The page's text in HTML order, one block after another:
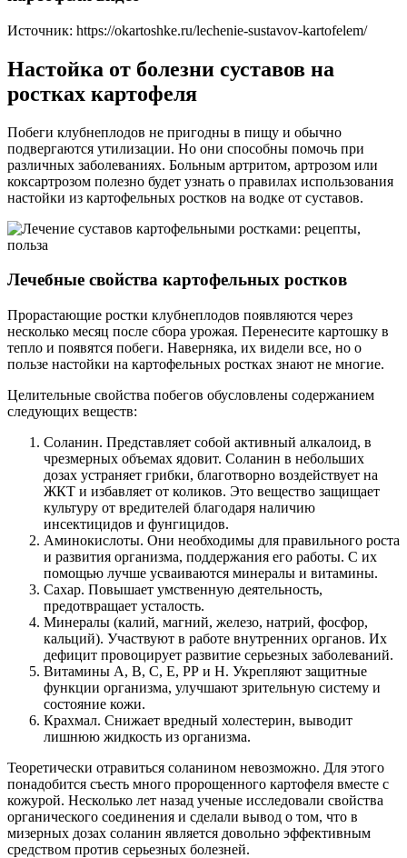
Источник: https://okartoshke.ru/lechenie-sustavov-kartofelem/
Настойка от болезни суставов на
ростках картофеля
Побеги клубнеплодов не пригодны в пищу и обычно
подвергаются утилизации. Но они способны помочь при
различных заболеваниях. Больным артритом, артрозом или
коксартрозом полезно будет узнать о правилах использования
настойки из картофельных ростков на водке от суставов.
Лечебные свойства картофельных ростков
Прорастающие ростки клубнеплодов появляются через
несколько месяц после сбора урожая. Перенесите картошку в
тепло и появятся побеги. Наверняка, их видели все, но о
пользе настойки на картофельных ростках знают не многие.
Целительные свойства побегов обусловлены содержанием
следующих веществ:
Соланин. Представляет собой активный алкалоид, в
чрезмерных объемах ядовит. Соланин в небольших
дозах устраняет грибки, благотворно воздействует на
ЖКТ и избавляет от коликов. Это вещество защищает
культуру от вредителей благодаря наличию
инсектицидов и фунгицидов.
Аминокислоты. Они необходимы для правильного роста
и развития организма, поддержания его работы. С их
помощью лучше усваиваются минералы и витамины.
Сахар. Повышает умственную деятельность,
предотвращает усталость.
Минералы (калий, магний, железо, натрий, фосфор,
кальций). Участвуют в работе внутренних органов. Их
дефицит провоцирует развитие серьезных заболеваний.
Витамины А, В, С, Е, РР и Н. Укрепляют защитные
функции организма, улучшают зрительную систему и
состояние кожи.
Крахмал. Снижает вредный холестерин, выводит
лишнюю жидкость из организма.
Теоретически отравиться соланином невозможно. Для этого
понадобится съесть много пророщенного картофеля вместе с
кожурой. Несколько лет назад ученые исследовали свойства
органического соединения и сделали вывод о том, что в
мизерных дозах соланин является довольно эффективным
средством против серьезных болезней.